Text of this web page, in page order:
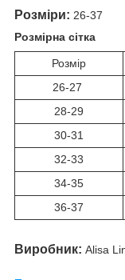
Розміри: 26-37
Розмірна сітка
Розмір
26-27
28-29
30-31
32-33
34-35
36-37
Виробник: Alisa